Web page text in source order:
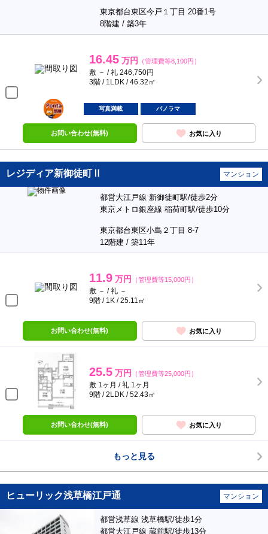
東京都台東区今戸１丁目 20番1号
8階建 / 築3年
16.45 万円 （管理費等8,100円）
敷 － / 礼 246,750円
3階 / 1LDK / 46.32㎡
ポンタ
部屋
写真満載 パノラマ
お問い合わせ(無料) お気に入り
レジディア新御徒町Ⅱ マンション
都営大江戸線 新御徒町駅/徒歩2分
東京メトロ銀座線 稲荷町駅/徒歩10分
東京都台東区小島２丁目 8-7
12階建 / 築11年
11.9 万円 （管理費等15,000円）
敷 － / 礼 －
9階 / 1K / 25.11㎡
お問い合わせ(無料) お気に入り
25.5 万円 （管理費等25,000円）
敷 1ヶ月 / 礼 1ヶ月
9階 / 2LDK / 52.43㎡
お問い合わせ(無料) お気に入り
もっと見る
ヒューリック浅草橋江戸通 マンション
都営浅草線 浅草橋駅/徒歩1分
都営大江戸線 蔵前駅/徒歩13分